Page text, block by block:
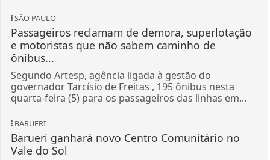
SÃO PAULO
Passageiros reclamam de demora, superlotação
e motoristas que não sabem caminho de
ônibus...
Segundo Artesp, agência ligada à gestão do
governador Tarcísio de Freitas , 195 ônibus nesta
quarta-feira (5) para os passageiros das linhas em...
BARUERI
Barueri ganhará novo Centro Comunitário no
Vale do Sol